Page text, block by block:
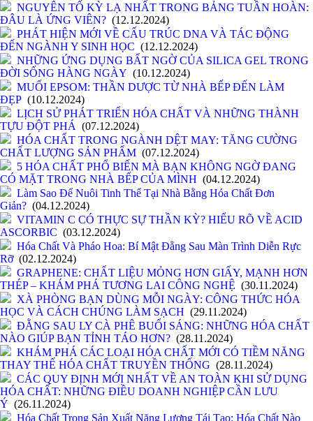
NGUYÊN TỐ KỲ LẠ NHẤT TRONG BẢNG TUẦN HOÀN:
ĐÂU LÀ ỨNG VIÊN? (12.12.2024)
PHÁT HIỆN MỚI VỀ CẤU TRÚC DNA VÀ TÁC ĐỘNG
ĐẾN NGÀNH Y SINH HỌC (12.12.2024)
NHỮNG ỨNG DỤNG BẤT NGỜ CỦA SILICA GEL TRONG
ĐỜI SỐNG HÀNG NGÀY (10.12.2024)
MUỐI EPSOM: THẦN DƯỢC TỪ NHÀ BẾP ĐẾN LÀM
ĐẸP (10.12.2024)
LỊCH SỬ PHÁT TRIỂN HÓA CHẤT VÀ NHỮNG THÀNH
TỰU ĐỘT PHÁ (07.12.2024)
HÓA CHẤT TRONG NGÀNH DỆT MAY: TĂNG CƯỜNG
CHẤT LƯỢNG SẢN PHẨM (07.12.2024)
5 HÓA CHẤT PHỔ BIẾN MÀ BẠN KHÔNG NGỜ ĐANG
CÓ MẶT TRONG NHÀ BẾP CỦA MÌNH (04.12.2024)
Làm Sao Để Nuôi Tinh Thể Tại Nhà Bằng Hóa Chất Đơn
Giản? (04.12.2024)
VITAMIN C CÓ THỰC SỰ THẦN KỲ? HIỂU RÕ VỀ ACID
ASCORBIC (03.12.2024)
Hóa Chất Và Pháo Hoa: Bí Mật Đằng Sau Màn Trình Diễn Rực
Rỡ(02.12.2024)
GRAPHENE: CHẤT LIỆU MỎNG HƠN GIẤY, MẠNH HƠN
THÉP – KHÁM PHÁ TƯƠNG LAI CÔNG NGHỆ (30.11.2024)
XÀ PHÒNG BẠN DÙNG MỖI NGÀY: CÔNG THỨC HÓA
HỌC VÀ CÁCH CHÚNG LÀM SẠCH (29.11.2024)
ĐẰNG SAU LY CÀ PHÊ BUỔI SÁNG: NHỮNG HÓA CHẤT
NÀO GIÚP BẠN TỈNH TÁO HƠN? (28.11.2024)
KHÁM PHÁ CÁC LOẠI HÓA CHẤT MỚI CÓ TIỀM NĂNG
THAY THẾ HÓA CHẤT TRUYỀN THỐNG (28.11.2024)
CÁC QUY ĐỊNH MỚI NHẤT VỀ AN TOÀN KHI SỬ DỤNG
HÓA CHẤT: NHỮNG ĐIỀU DOANH NGHIỆP CẦN LƯU
Ý (26.11.2024)
Hóa Chất Trong Sản Xuất Năng Lượng Tái Tạo: Hóa Chất Nào